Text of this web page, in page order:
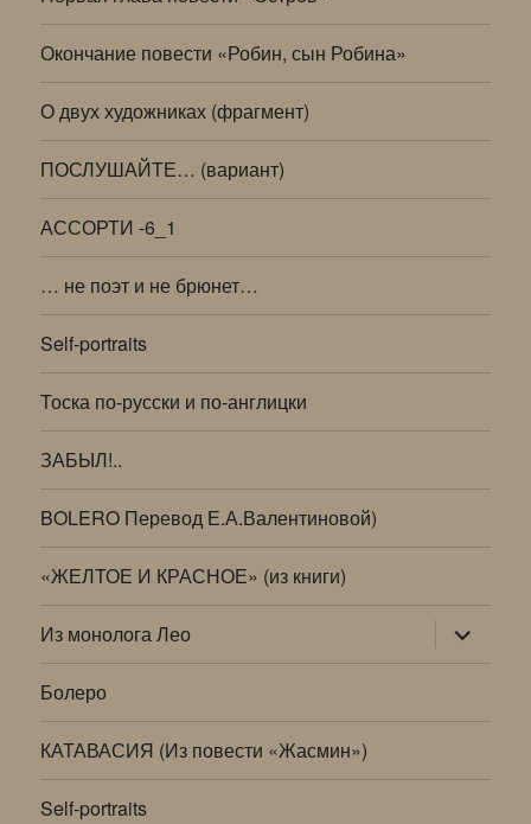
Окончание повести «Робин, сын Робина»
О двух художниках (фрагмент)
ПОСЛУШАЙТЕ… (вариант)
АССОРТИ -6_1
… не поэт и не брюнет…
Self-portraits
Тоска по-русски и по-англицки
ЗАБЫЛ!..
BOLERO Перевод Е.А.Валентиновой)
«ЖЕЛТОЕ И КРАСНОЕ» (из книги)
Из монолога Лео раскрыть
дочернее
меню
Болеро
КАТАВАСИЯ (Из повести «Жасмин»)
Self-portraits